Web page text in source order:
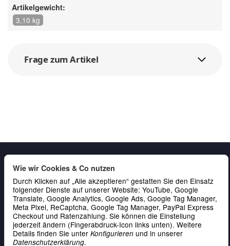
Artikelgewicht:
3,10 kg
Frage zum Artikel
Gesetzliche Informationen
Service & Kontakt
Wie wir Cookies & Co nutzen
Durch Klicken auf „Alle akzeptieren“ gestatten Sie den Einsatz
folgender Dienste auf unserer Website: YouTube, Google
Translate, Google Analytics, Google Ads, Google Tag Manager,
Meta Pixel, ReCaptcha, Google Tag Manager, PayPal Express
Checkout und Ratenzahlung. Sie können die Einstellung
jederzeit ändern (Fingerabdruck-Icon links unten). Weitere
Details finden Sie unter Konfigurieren und in unserer
Datenschutzerklärung.